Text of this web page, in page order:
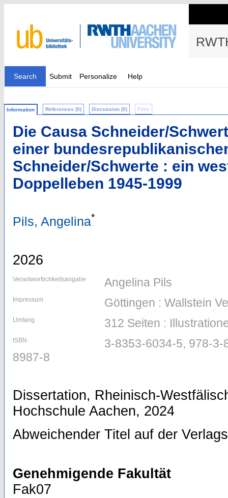
Search Submit Personalize Help
Information References (0) Discussion (0) Files
Die Causa Schneider/
einer
Schneider/Schwerte : ein
Doppelleben 1945-1999
Pils, Angelina*
2026
Verantwortlichkeitsangabe Angelina Pils
Impressum Göttingen : Wallstein
Umfang 312 Seiten :
ISBN
3-8353-6034-5, 978-
8987-8
Dissertation, Rheinisch-
Hochschule Aachen, 2024
Abweichender Titel auf der
Genehmigende Fakultät
Fak07